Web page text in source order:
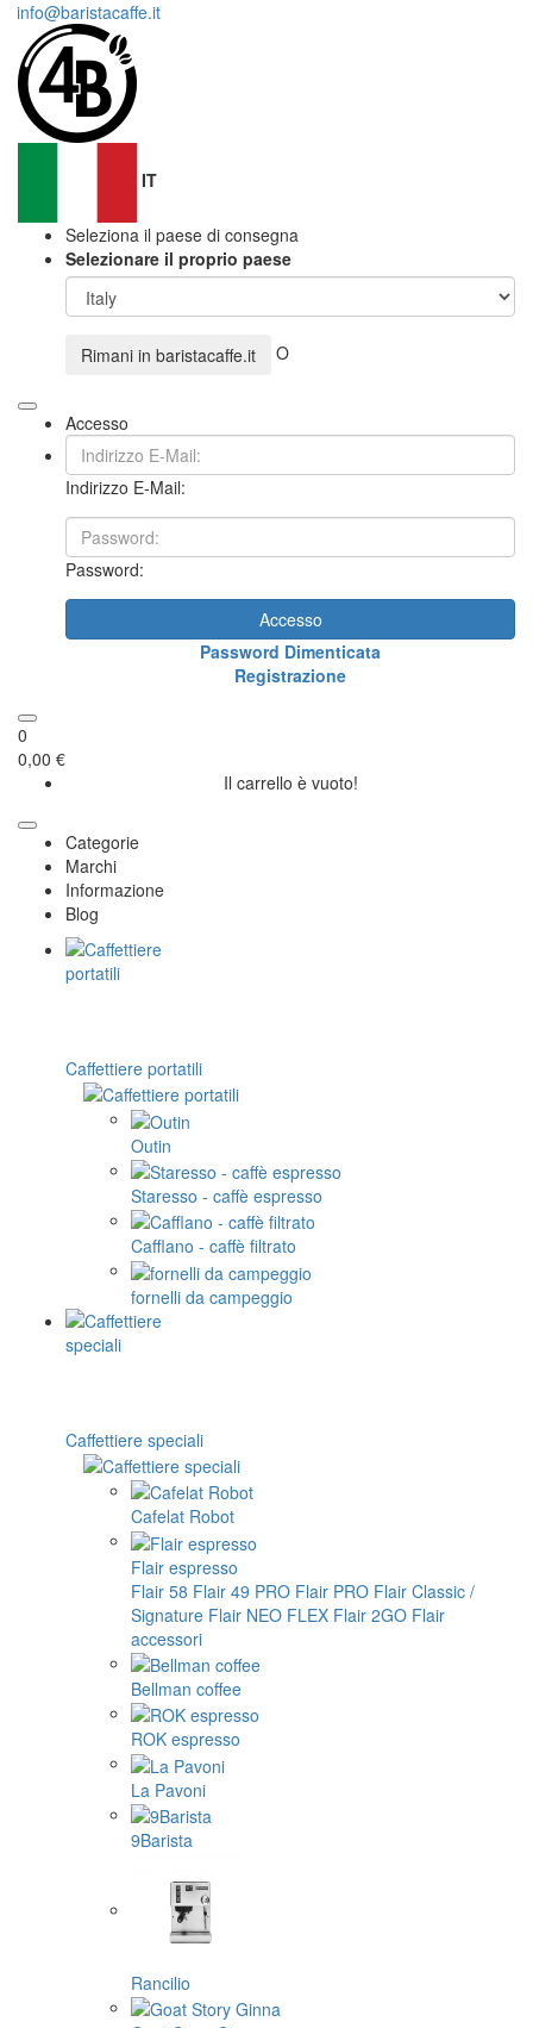
info@baristacaffe.it
IT
Seleziona il paese di consegna
Selezionare il proprio paese
Rimani in baristacaffe.it O
Accesso
Indirizzo E-Mail:
Password:
Accesso
Password Dimenticata
Registrazione
0
0,00 €
Il carrello è vuoto!
Categorie
Marchi
Informazione
Blog
Caffettiere portatili
Outin
Staresso - caffè espresso
Cafflano - caffè filtrato
fornelli da campeggio
Caffettiere speciali
Cafelat Robot
Flair espresso
Flair 58 Flair 49 PRO Flair PRO Flair Classic /
Signature Flair NEO FLEX Flair 2GO Flair
accessori
Bellman coffee
ROK espresso
La Pavoni
9Barista
Rancilio